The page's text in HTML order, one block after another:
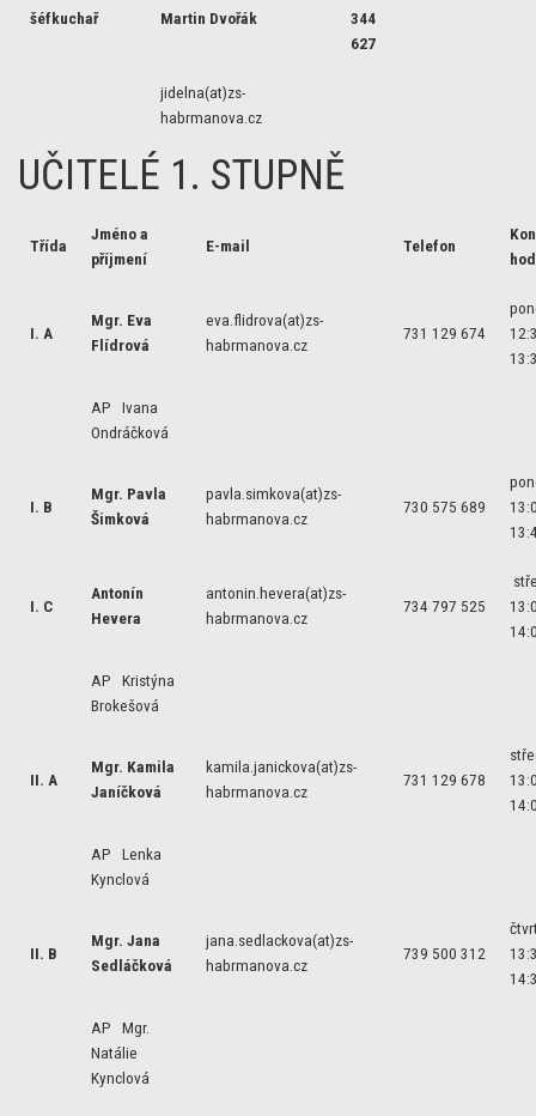
šéfkuchař Martin Dvořák
344
627
jidelna(at)zs-
habrmanova.cz
UČITELÉ 1. STUPNĚ
Třída
Jméno a
příjmení
E-mail Telefon
I. A
Mgr. Eva
Flídrová
eva.flidrova(at)zs-
habrmanova.cz
731 129 674
AP Ivana
Ondráčková
I. B
Mgr. Pavla
Šimková
pavla.simkova(at)zs-
habrmanova.cz
730 575 689
I. C
Antonín
Hevera
antonin.hevera(at)zs-
habrmanova.cz
734 797 525
AP Kristýna
Brokešová
II. A
Mgr. Kamila
Janíčková
kamila.janickova(at)zs-
habrmanova.cz
731 129 678
AP Lenka
Kynclová
II. B
Mgr. Jana
Sedláčková
jana.sedlackova(at)zs-
habrmanova.cz
739 500 312
AP Mgr.
Natálie
Kynclová